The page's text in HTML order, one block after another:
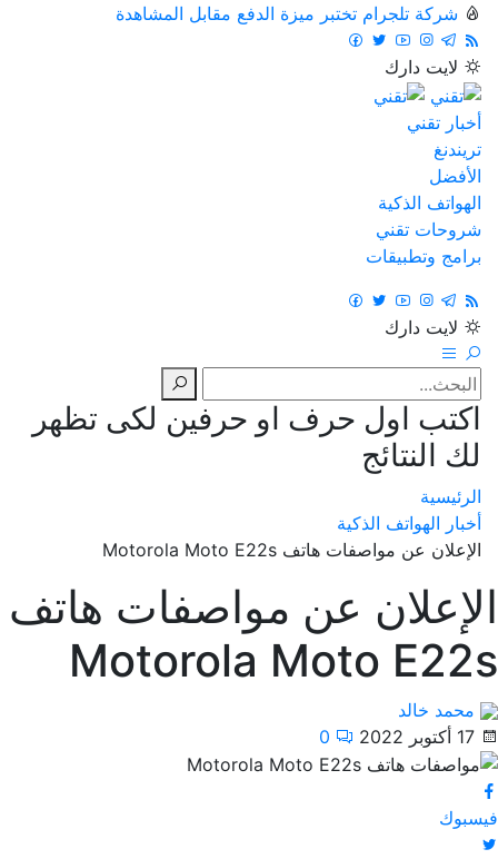
شركة تلجرام تختبر ميزة الدفع مقابل المشاهدة
لايت دارك
أخبار تقني
تريندنغ
الأفضل
الهواتف الذكية
شروحات تقني
برامج وتطبيقات
لايت دارك
اكتب اول حرف او حرفين لكى تظهر
لك النتائج
الرئيسية
أخبار الهواتف الذكية
الإعلان عن مواصفات هاتف Motorola Moto E22s
الإعلان عن مواصفات هاتف
Motorola Moto E22s
محمد خالد
17 أكتوبر 2022
0
فيسبوك